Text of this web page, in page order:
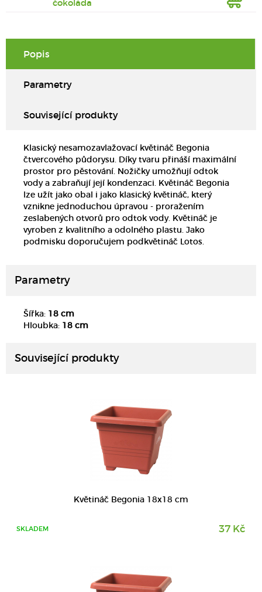
čokoláda
Popis
Parametry
Související produkty
Klasický nesamozavlažovací květináč Begonia
čtvercového půdorysu. Díky tvaru přináší maximální
prostor pro pěstování. Nožičky umožňují odtok
vody a zabraňují její kondenzaci. Květináč Begonia
lze užít jako obal i jako klasický květináč, který
vznikne jednoduchou úpravou - proražením
zeslabených otvorů pro odtok vody. Květináč je
vyroben z kvalitního a odolného plastu. Jako
podmisku doporučujem podkvětináč Lotos.
Parametry
Šířka: 18 cm
Hloubka: 18 cm
Související produkty
Květináč Begonia 18x18 cm
SKLADEM 37 Kč